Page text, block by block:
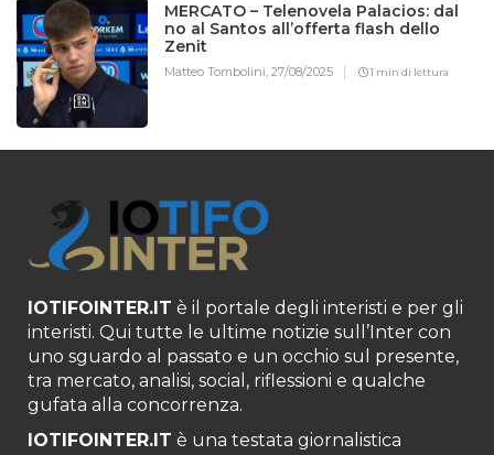
MERCATO – Telenovela Palacios: dal
no al Santos all’offerta flash dello
Zenit
Matteo Tombolini,27/08/2025 1 min di lettura
IOTIFOINTER.IT è il portale degli interisti e per gli
interisti. Qui tutte le ultime notizie sull’Inter con
uno sguardo al passato e un occhio sul presente,
tra mercato, analisi, social, riflessioni e qualche
gufata alla concorrenza.
IOTIFOINTER.IT è una testata giornalistica